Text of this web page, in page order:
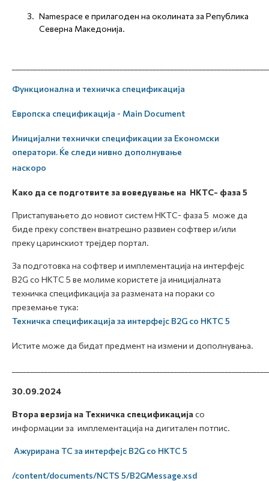
Namespace е прилагоден на околината за Република
Северна Македонија.
Функционална и техничка спецификација
Европска спецификација - Main Document
Иницијални технички спецификации за Економски
оператори. Ќе следи нивно дополнување
наскоро
Како да се подготвите за воведување на НКТС- фаза 5
Пристапувањето до новиот систем НКТС- фаза 5 може да
биде преку сопствен внатрешно развиен софтвер и/или
преку царинскиот трејдер портал.
За подготовка на софтвер и имплементација на интерфејс
B2G со НКТС 5 ве молиме користете ја иницијалната
техничка спецификација за размената на пораки со
преземање тука:
Техничка спецификација за интерфејс B2G со НКТС 5
Истите може да бидат предмент на измени и дополнувања.
30.09.2024
Втора верзија на Техничка спецификацијасо
информации за имплементација на дигитален потпис.
Ажурирана ТС за интерфејс B2G со НКТС 5
/content/documents/NCTS 5/B2GMessage.xsd